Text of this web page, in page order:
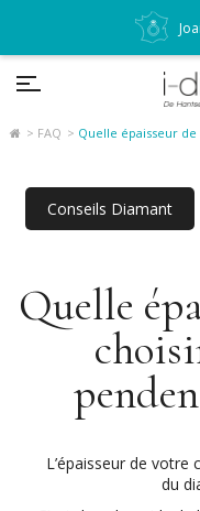
FAQ Quelle épaisseur
Conseils Diamant
Quelle
L’épaisseur de
du